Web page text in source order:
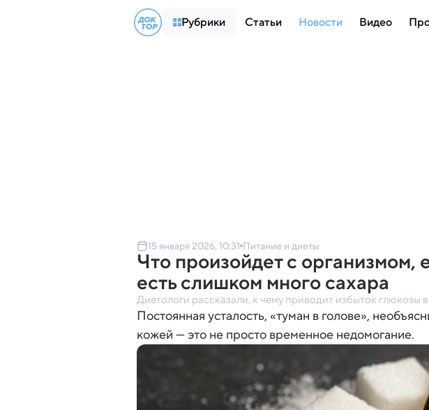
Рубрики Статьи Новости Видео
15 января 2026, 10:31 Питание и диеты
Что произойдет с организмом,
есть слишком много сахара
Диетологи рассказали, к чему приводит избыток глюкозы
Постоянная усталость, «туман в голове»,
кожей — это не просто временное недомогание.